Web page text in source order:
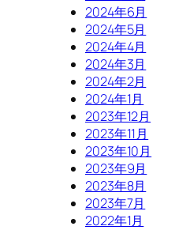
2024年6月
2024年5月
2024年4月
2024年3月
2024年2月
2024年1月
2023年12月
2023年11月
2023年10月
2023年9月
2023年8月
2023年7月
2022年1月